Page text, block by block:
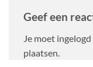
Geef een
Je moet
plaatsen.